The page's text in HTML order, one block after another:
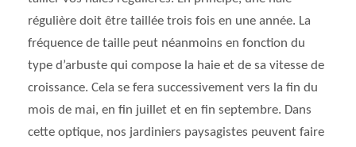
régulière doit être taillée trois fois en une année. La
fréquence de taille peut néanmoins en fonction du
type d’arbuste qui compose la haie et de sa vitesse de
croissance. Cela se fera successivement vers la fin du
mois de mai, en fin juillet et en fin septembre. Dans
cette optique, nos jardiniers paysagistes peuvent faire